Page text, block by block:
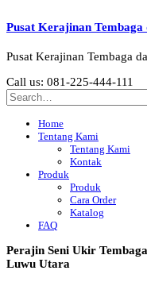
Pusat Kerajinan Tembaga
Pusat Kerajinan Tembaga
Call us: 081-225-444-111
Home
Tentang Kami
Tentang Kami
Kontak
Produk
Produk
Cara Order
Katalog
FAQ
Perajin Seni Ukir
Luwu Utara